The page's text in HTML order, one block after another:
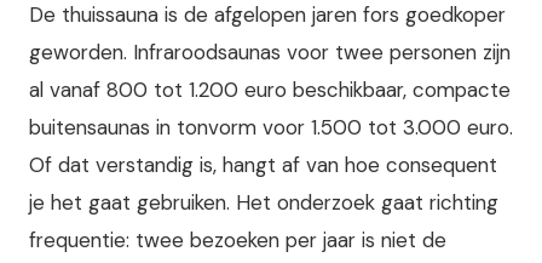
De thuissauna is de afgelopen jaren fors goedkoper
geworden. Infraroodsaunas voor twee personen zijn
al vanaf 800 tot 1.200 euro beschikbaar, compacte
buitensaunas in tonvorm voor 1.500 tot 3.000 euro.
Of dat verstandig is, hangt af van hoe consequent
je het gaat gebruiken. Het onderzoek gaat richting
frequentie: twee bezoeken per jaar is niet de